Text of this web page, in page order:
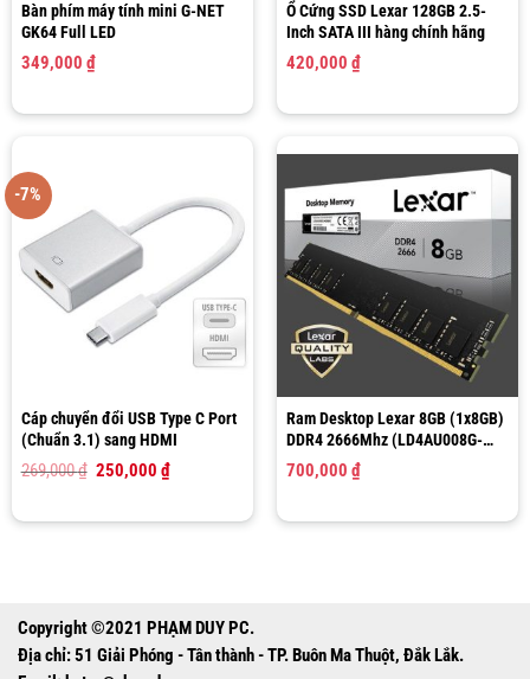
Bàn phím máy tính mini G-NET
GK64 Full LED
349,000 ₫
Ổ Cứng SSD Lexar 128GB 2.5-
Inch SATA III hàng chính hãng
420,000 ₫
-7%
Cáp chuyển đổi USB Type C Port
(Chuẩn 3.1) sang HDMI
269,000₫ Giá
269,000 ₫.
250,000 ₫Giá
hiện
là:
Ram Desktop Lexar 8GB (1x8GB)
DDR4 2666Mhz (LD4AU008G-
R2666G)
700,000 ₫
Copyright ©2021 PHẠM DUY PC.
Địa chỉ: 51 Giải Phóng - Tân thành - TP. Buôn Ma Thuột, Đắk Lắk.